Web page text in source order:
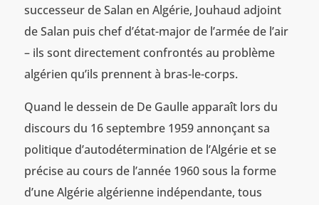
successeur de Salan en Algérie, Jouhaud adjoint
de Salan puis chef d’état-major de l’armée de l’air
– ils sont directement confrontés au problème
algérien qu’ils prennent à bras-le-corps.
Quand le dessein de De Gaulle apparaît lors du
discours du 16 septembre 1959 annonçant sa
politique d’autodétermination de l’Algérie et se
précise au cours de l’année 1960 sous la forme
d’une Algérie algérienne indépendante, tous